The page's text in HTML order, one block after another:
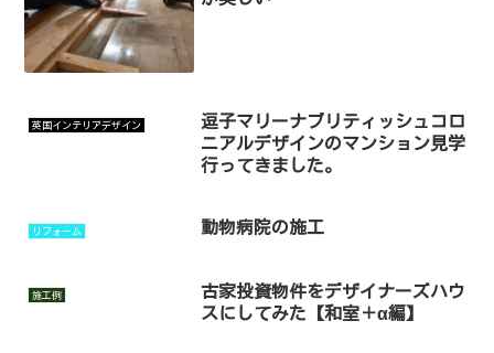
英国インテリアデザイン
逗子マリーナブリティッシュコロ
ニアルデザインのマンション見学
行ってきました。
リフォーム 動物病院の施工
施工例
古家投資物件をデザイナーズハウ
スにしてみた【和室＋α編】